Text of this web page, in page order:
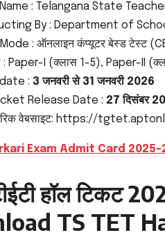
Name : Telangana State
By : Department of
: ऑनलाइन कंप्यूटर बेस्ड टेस्ट
: Paper-I (क्लास 1-5), Paper-II
: 3 जनवरी से 31 जनवरी 2026
Release Date : 27 दिसंबर
वेबसाइट: https://
Exam Admit Card 2025-26
हॉल टिकट
TS TET